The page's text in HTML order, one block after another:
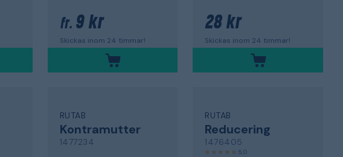
fr. 9 kr
Skickas inom 24 timmar!
28 kr
Skickas inom 24 timmar!
RUTAB
Kontramutter
1477234
RUTAB
Reducering
1476405
5,0